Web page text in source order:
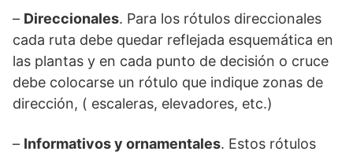
– Direccionales. Para los rótulos direccionales
cada ruta debe quedar reflejada esquemática en
las plantas y en cada punto de decisión o cruce
debe colocarse un rótulo que indique zonas de
dirección, ( escaleras, elevadores, etc.)
– Informativos y ornamentales. Estos rótulos